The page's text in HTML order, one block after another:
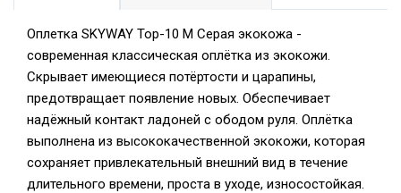
Оплетка SKYWAY Top-10 M Серая экокожа -
современная классическая оплётка из экокожи.
Скрывает имеющиеся потёртости и царапины,
предотвращает появление новых. Обеспечивает
надёжный контакт ладоней с ободом руля. Оплётка
выполнена из высококачественной экокожи, которая
сохраняет привлекательный внешний вид в течение
длительного времени, проста в уходе, износостойкая.